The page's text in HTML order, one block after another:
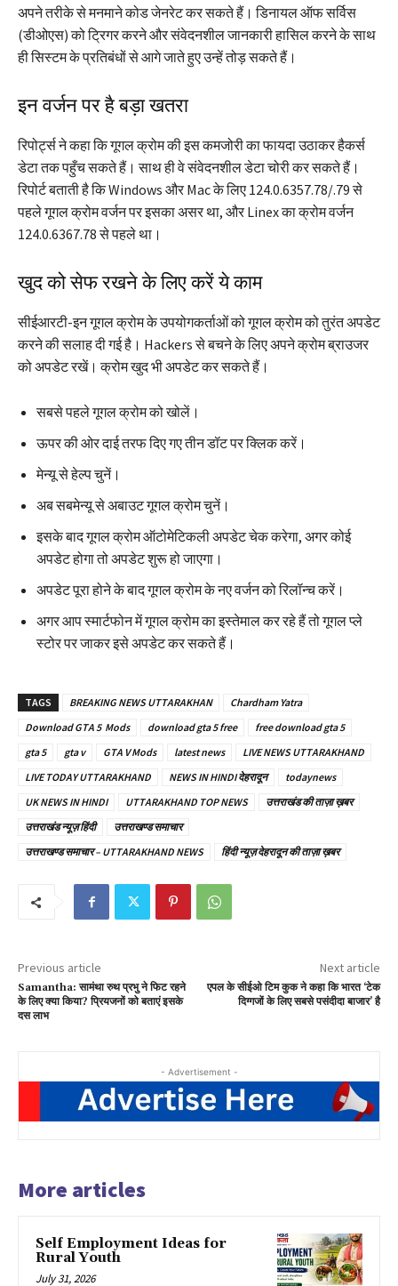
अपने तरीके से मनमाने कोड जेनरेट कर सकते हैं। डिनायल ऑफ सर्विस
(डीओएस) को ट्रिगर करने और संवेदनशील जानकारी हासिल करने के साथ
ही सिस्टम के प्रतिबंधों से आगे जाते हुए उन्हें तोड़ सकते हैं।
इन वर्जन पर है बड़ा खतरा
रिपोर्ट्स ने कहा कि गूगल क्रोम की इस कमजोरी का फायदा उठाकर हैकर्स
डेटा तक पहुँच सकते हैं। साथ ही वे संवेदनशील डेटा चोरी कर सकते हैं।
रिपोर्ट बताती है कि Windows और Mac के लिए 124.0.6357.78/.79 से
पहले गूगल क्रोम वर्जन पर इसका असर था, और Linex का क्रोम वर्जन
124.0.6367.78 से पहले था।
खुद को सेफ रखने के लिए करें ये काम
सीईआरटी-इन गूगल क्रोम के उपयोगकर्ताओं को गूगल क्रोम को तुरंत अपडेट
करने की सलाह दी गई है। Hackers से बचने के लिए अपने क्रोम ब्राउजर
को अपडेट रखें। क्रोम खुद भी अपडेट कर सकते हैं।
सबसे पहले गूगल क्रोम को खोलें।
ऊपर की ओर दाई तरफ दिए गए तीन डॉट पर क्लिक करें।
मेन्यू से हेल्प चुनें।
अब सबमेन्यू से अबाउट गूगल क्रोम चुनें।
इसके बाद गूगल क्रोम ऑटोमेटिकली अपडेट चेक करेगा, अगर कोई
अपडेट होगा तो अपडेट शुरू हो जाएगा।
अपडेट पूरा होने के बाद गूगल क्रोम के नए वर्जन को रिलॉन्च करें।
अगर आप स्मार्टफोन में गूगल क्रोम का इस्तेमाल कर रहे हैं तो गूगल प्ले
स्टोर पर जाकर इसे अपडेट कर सकते हैं।
TAGS BREAKING NEWS UTTARAKHAN
Chardham Yatra
Download GTA 5 Mods
download gta 5 free
free download gta 5
gta 5
gta v GTA V Mods latest news
LIVE NEWS UTTARAKHAND
LIVE TODAY UTTARAKHAND
NEWS IN HINDI देहरादून
todaynews
UK NEWS IN HINDI
UTTARAKHAND TOP NEWS
उत्तराखंड की ताज़ा ख़बर
उत्तराखंड न्यूज़ हिंदी
उत्तराखण्ड समाचार
उत्तराखण्ड समाचार – UTTARAKHAND NEWS
हिंदी न्यूज़ देहरादून की ताज़ा ख़बर
Previous article
Samantha: सामंथा रुथ प्रभु ने फिट रहने
के लिए क्या किया? प्रियजनों को बताएं इसके
दस लाभ
Next article
एपल के सीईओ टिम कुक ने कहा कि भारत ‘टेक
दिग्गजों के लिए सबसे पसंदीदा बाजार’ है
- Advertisement -
More articles
Self Employment Ideas for
Rural Youth
July 31, 2026